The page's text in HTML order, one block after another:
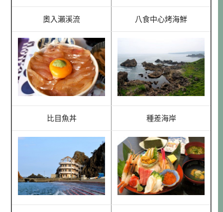
奧入瀨溪流 八食中心烤海鮮
比目魚丼 種差海岸